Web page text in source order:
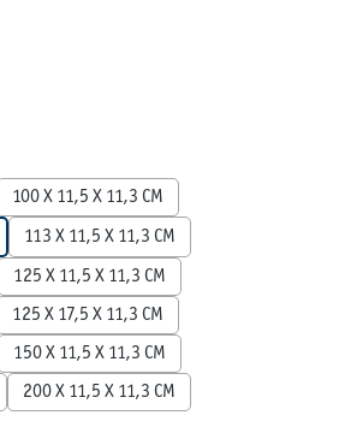
100 X 11,5 X 11,3 CM
113 X 11,5 X 11,3 CM
125 X 11,5 X 11,3 CM
125 X 17,5 X 11,3 CM
150 X 11,5 X 11,3 CM
200 X 11,5 X 11,3 CM